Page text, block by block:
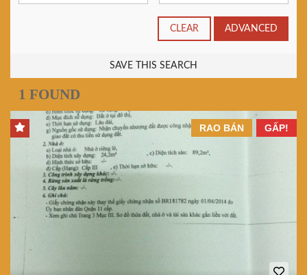
CLEAR ADVANCED
SAVE THIS SEARCH
1 FOUND
GẤP!
RAO BÁN